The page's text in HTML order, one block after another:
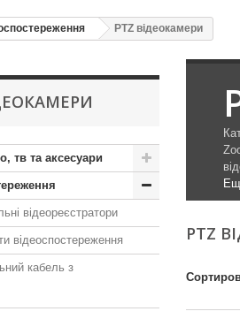
PTZ відеокамери
тв та аксесуари
відеореєстратори
відеоспостереження
кабель з
PTZ